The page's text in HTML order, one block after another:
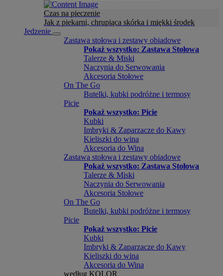
Czas na pieczenie
Jak z piekarni, chrupiąca skórka i miękki środek
Jedzenie
Zastawa stołowa i zestawy obiadowe
Pokaż wszystko: Zastawa Stołowa
Talerze & Miski
Naczynia do Serwowania
Akcesoria Stołowe
On The Go
Butelki, kubki podróżne i termosy
Picie
Pokaż wszystko: Picie
Kubki
Imbryki & Zaparzacze do Kawy
Kieliszki do wina
Akcesoria do Wina
Zastawa stołowa i zestawy obiadowe
Pokaż wszystko: Zastawa Stołowa
Talerze & Miski
Naczynia do Serwowania
Akcesoria Stołowe
On The Go
Butelki, kubki podróżne i termosy
Picie
Pokaż wszystko: Picie
Kubki
Imbryki & Zaparzacze do Kawy
Kieliszki do wina
Akcesoria do Wina
według KOLOR